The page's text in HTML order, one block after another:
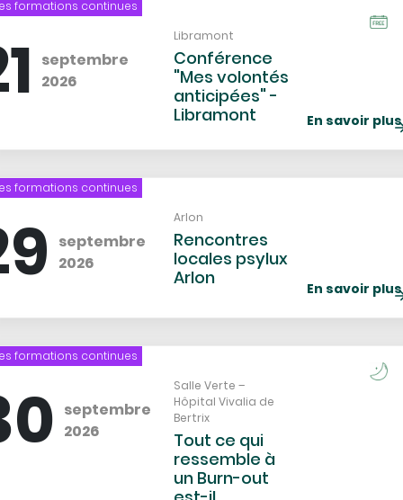
formations continues
septembre
2026
Lieu
Libramont
Conférence
"Mes volontés
anticipées" -
Libramont
En savoir plus
de
Icon
formations continues
septembre
2026
Lieu
Arlon
Rencontres
locales psylux
Arlon
En savoir plus
formations continues
septembre
2026
Lieu
Salle Verte –
Hôpital Vivalia de
Bertrix
Tout ce qui
ressemble à
un Burn-out
de
Icon